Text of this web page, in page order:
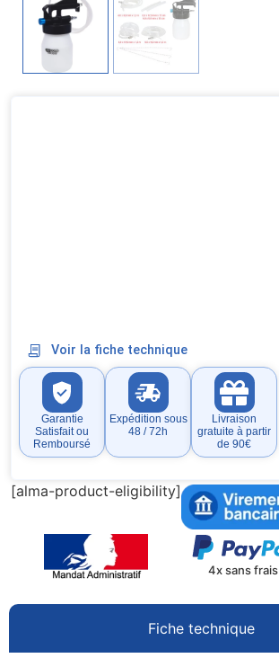
Voir la fiche technique
Garantie
Satisfait ou
Remboursé
Expédition sous
48 / 72h
Livraison
gratuite à partir
de 90€
[alma-product-eligibility]
4x sans frais
Fiche technique